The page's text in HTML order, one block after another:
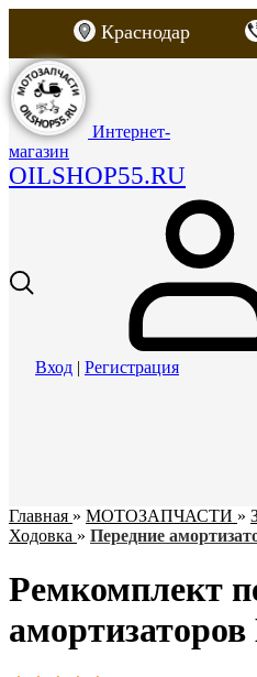
Краснодар
Интернет-
магазин
OILSHOP55.RU
Вход | Регистрация
Главная » МОТОЗАПЧАСТИ »
Ходовка » Передние
Ремкомплект